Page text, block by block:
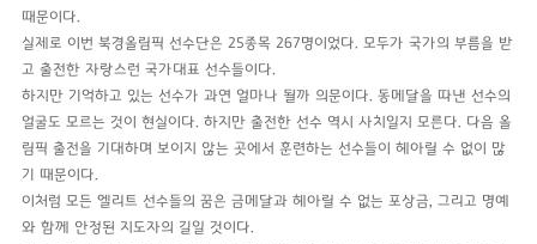
때문이다.
실제로 이번 북경올림픽 선수단은 25종목 267명이었다. 모두가 국가의 부름을 받
고 출전한 자랑스런 국가대표 선수들이다.
하지만 기억하고 있는 선수가 과연 얼마나 될까 의문이다. 동메달을 따낸 선수의
얼굴도 모르는 것이 현실이다. 하지만 출전한 선수 역시 사치일지 모른다. 다음 올
림픽 출전을 기대하며 보이지 않는 곳에서 훈련하는 선수들이 헤아릴 수 없이 많
기 때문이다.
이처럼 모든 엘리트 선수들의 꿈은 금메달과 헤아릴 수 없는 포상금, 그리고 명예
와 함께 안정된 지도자의 길일 것이다.